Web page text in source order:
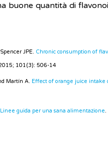
buone quantità di
JPE. Chronic consumption of
101(3): 506-14
Martín A. Effect of orange juice intake
Linee guida per una sana alimentazione.